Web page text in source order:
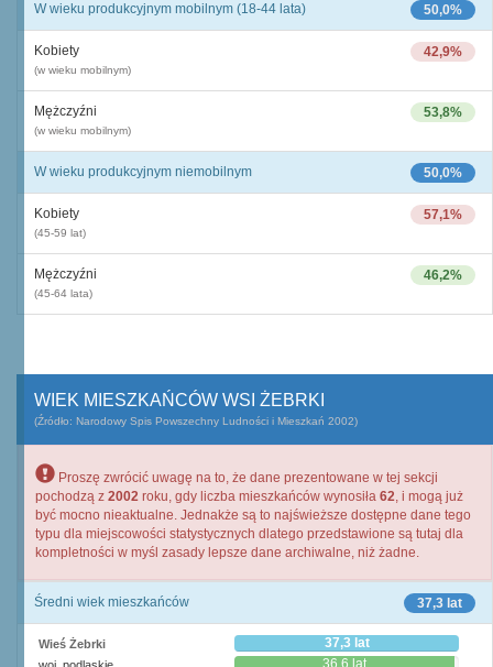
50,0%
W wieku produkcyjnym mobilnym (18-44 lata)
42,9%
Kobiety
(w wieku mobilnym)
53,8%
Mężczyźni
(w wieku mobilnym)
50,0%
W wieku produkcyjnym niemobilnym
57,1%
Kobiety
(45-59 lat)
46,2%
Mężczyźni
(45-64 lata)
WIEK MIESZKAŃCÓW WSI ŻEBRKI
(Źródło: Narodowy Spis Powszechny Ludności i Mieszkań 2002)
Proszę zwrócić uwagę na to, że dane prezentowane w tej sekcji
pochodzą z 2002 roku, gdy liczba mieszkańców wynosiła 62, i mogą już
być mocno nieaktualne. Jednakże są to najświeższe dostępne dane tego
typu dla miejscowości statystycznych dlatego przedstawione są tutaj dla
kompletności w myśl zasady lepsze dane archiwalne, niż żadne.
37,3 lat
Średni wiek mieszkańców
Wieś Żebrki 37,3 lat
36,6 lat